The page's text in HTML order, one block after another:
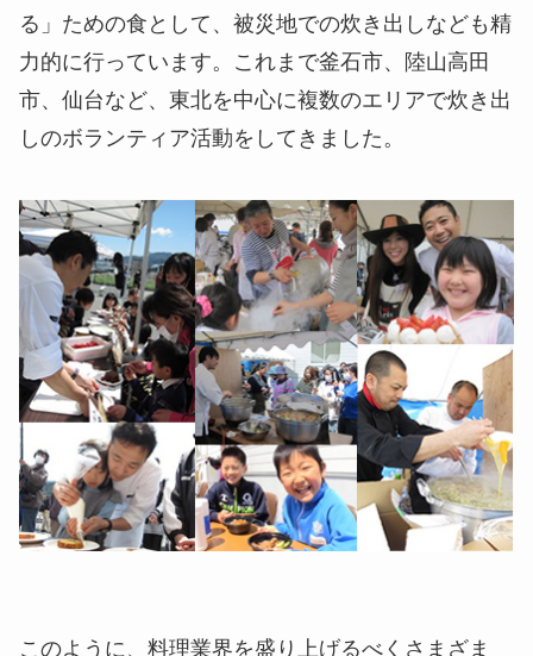
る」ための食として、被災地での炊き出しなども精
力的に行っています。これまで釜石市、陸山高田
市、仙台など、東北を中心に複数のエリアで炊き出
しのボランティア活動をしてきました。
このように、料理業界を盛り上げるべくさまざま